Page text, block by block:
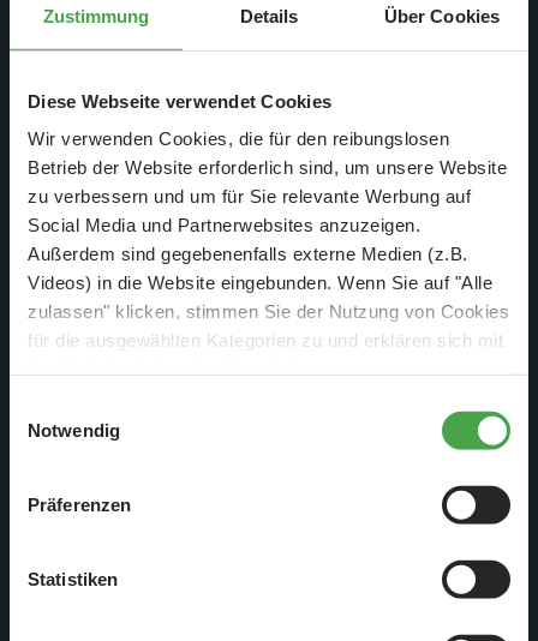
Zustimmung Details Über Cookies
Diese Webseite verwendet Cookies
Wir verwenden Cookies, die für den reibungslosen
Betrieb der Website erforderlich sind, um unsere Website
zu verbessern und um für Sie relevante Werbung auf
Social Media und Partnerwebsites anzuzeigen.
Außerdem sind gegebenenfalls externe Medien (z.B.
Videos) in die Website eingebunden. Wenn Sie auf "Alle
zulassen" klicken, stimmen Sie der Nutzung von Cookies
für die ausgewählten Kategorien zu und erklären sich mit
diese Einstellungen jederzeit über die Schaltfläche
zustimmen, beschränken wir uns auf die technisch
notwendigen Cookies. Weitere Informationen finden Sie in
Notwendig
Präferenzen
Statistiken
St. Pauli Landungsbrücken